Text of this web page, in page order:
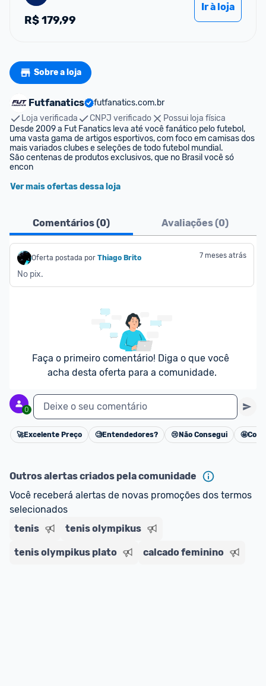
R$179,99
Ir à loja
Sobre a loja
Futfanatics
futfanatics.com.br
Loja verificada
CNPJ verificado
Possui loja física
Desde 2009 a Fut Fanatics leva até você fanático pelo futebol,
uma vasta gama de artigos esportivos, com foco em camisas dos
mais variados clubes e seleções de todo futebol mundial.
São centenas de produtos exclusivos, que no Brasil você só
encon
Ver mais ofertas dessa loja
Comentários (0) Avaliações (0)
Oferta postada por Thiago Brito 7 meses atrás
No pix.
Faça o primeiro comentário! Diga o que você
acha desta oferta para a comunidade.
0 Deixe o seu comentário
Cancelar
🚀Excelente Preço 🧐Entendedores? 😢 Não Consegui 🤩
Outros alertas criados pela comunidade
Você receberá alertas de novas promoções dos termos
selecionados
tenis
tenis olympikus
tenis olympikus plato calcado feminino